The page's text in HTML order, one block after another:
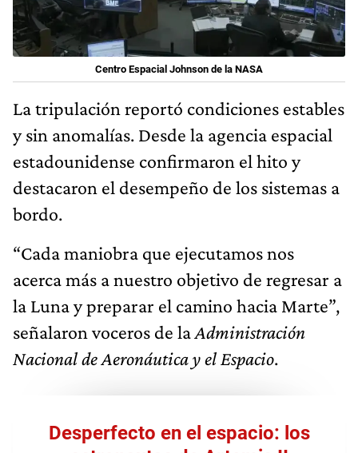
Centro Espacial Johnson de la NASA
La tripulación reportó condiciones estables
y sin anomalías. Desde la agencia espacial
estadounidense confirmaron el hito y
destacaron el desempeño de los sistemas a
bordo.
“Cada maniobra que ejecutamos nos
acerca más a nuestro objetivo de regresar a
la Luna y preparar el camino hacia Marte”,
señalaron voceros de laAdministración
Nacional de Aeronáutica y el Espacio.
Desperfecto en el espacio: los